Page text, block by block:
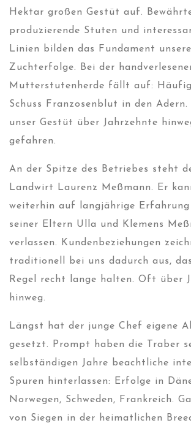
Hektar großen Gestüt auf.
produzierende Stuten und
Linien bilden das Fundament
Zuchterfolge. Bei der
Mutterstutenherde fällt auf:
Schuss Franzosenblut in den
unser Gestüt über Jahrzehnte
gefahren.
An der Spitze des Betriebes steht
Landwirt Laurenz Meßmann. Er
weiterhin auf langjährige
seiner Eltern Ulla und Klemens
verlassen. Kundenbeziehungen
traditionell bei uns dadurch aus,
Regel recht lange halten. Oft über
hinweg.
Längst hat der junge Chef eigene
gesetzt. Prompt haben die Traber
selbständigen Jahre beachtliche
Spuren hinterlassen: Erfolge in
Norwegen, Schweden, Frankreich.
von Siegen in der heimatlichen